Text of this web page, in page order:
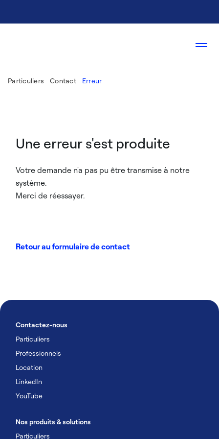
Particuliers Contact Erreur
Une erreur s'est produite
Votre demande n'a pas pu être transmise à notre
système.
Merci de réessayer.
Retour au formulaire de contact
Contactez-nous
Particuliers
Professionnels
Location
LinkedIn
YouTube
Nos produits & solutions
Particuliers